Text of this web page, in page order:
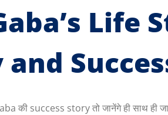
Life
and
की success story तो जानेंगे ही साथ